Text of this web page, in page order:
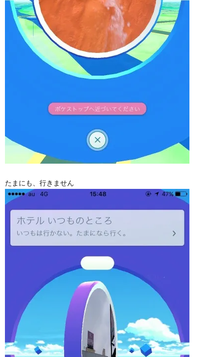
たまにも、行きません